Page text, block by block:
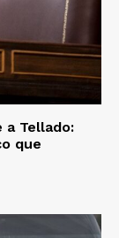
a Tellado:
que